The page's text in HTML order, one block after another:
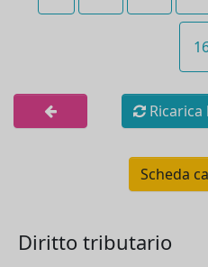
Ricarica
Scheda
Diritto tributario